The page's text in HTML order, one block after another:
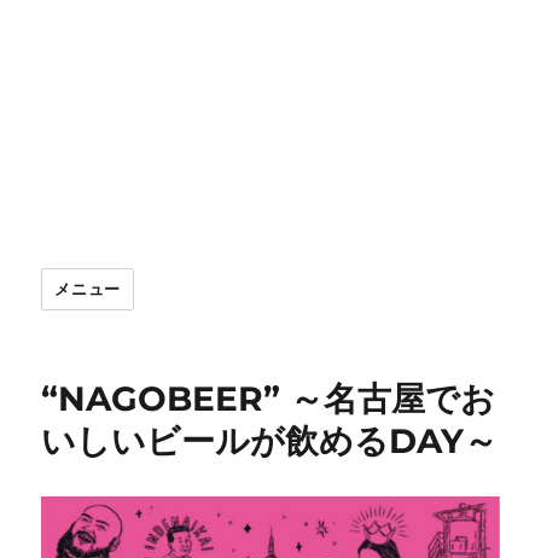
メニュー
“NAGOBEER” ～名古屋でお
いしいビールが飲めるDAY～